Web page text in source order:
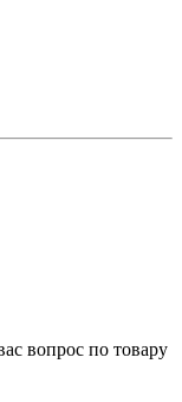
вопрос по товару